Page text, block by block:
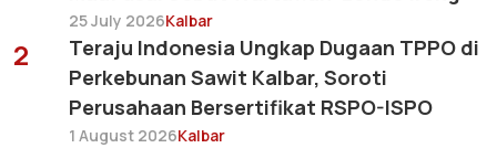
25 July 2026Kalbar
2
Teraju Indonesia Ungkap Dugaan TPPO di
Perkebunan Sawit Kalbar, Soroti
Perusahaan Bersertifikat RSPO-ISPO
1 August 2026Kalbar